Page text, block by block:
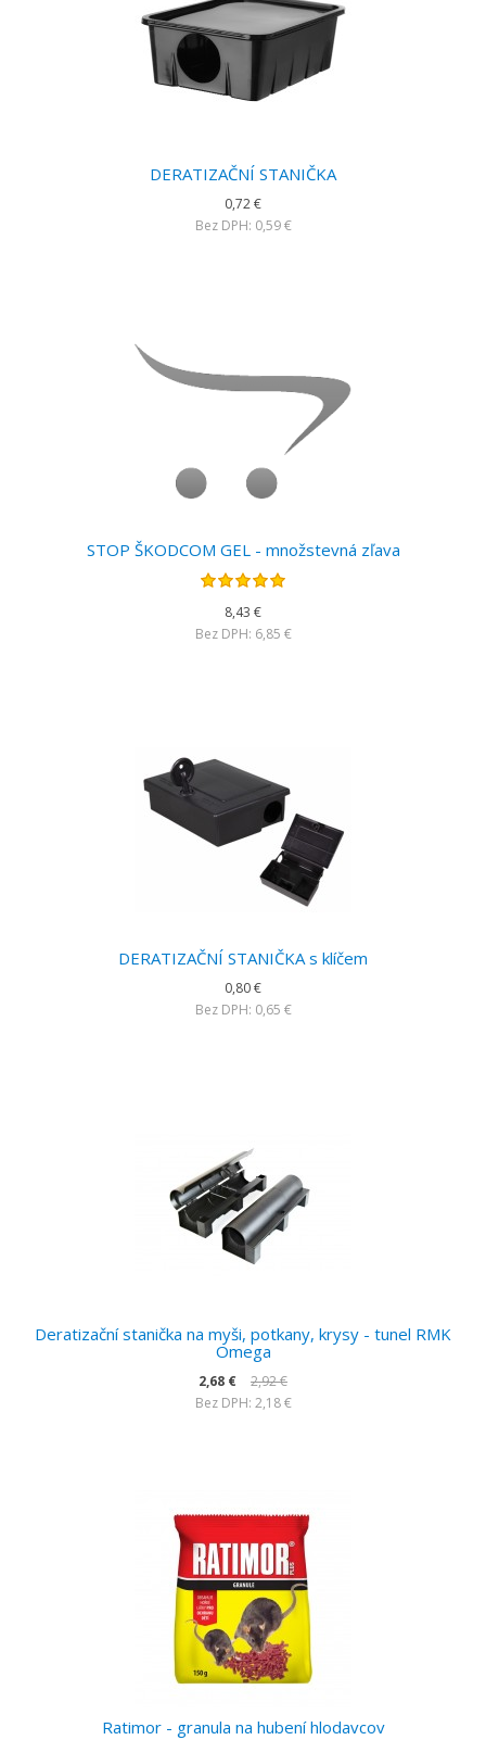
DERATIZAČNÍ STANIČKA
0,72 €
Bez DPH: 0,59 €
STOP ŠKODCOM GEL - množstevná zľava
8,43 €
Bez DPH: 6,85 €
DERATIZAČNÍ STANIČKA s klíčem
0,80 €
Bez DPH: 0,65 €
Deratizační stanička na myši, potkany, krysy - tunel RMK
Omega
2,68 €
2,92 €
Bez DPH: 2,18 €
Ratimor - granula na hubení hlodavcov